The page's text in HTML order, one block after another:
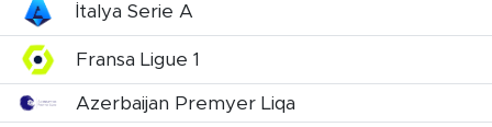
İtalya Serie A
Fransa Ligue 1
Azerbaijan Premyer Liqa